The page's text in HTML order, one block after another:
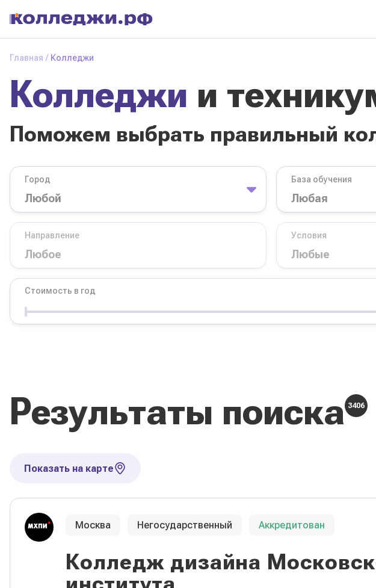
Главная Колледжи
Колледжи и
Поможем выбрать правильный
Город База обучения
Направление Условия
Стоимость в год
Результаты поиска 3406
Показать на карте
Москва Негосударственный Аккредитован
Колледж дизайна
Колледжии
техникумы
Поможем выбрать
правильный
колледж
Город
колледжа
Условия Форма обучения